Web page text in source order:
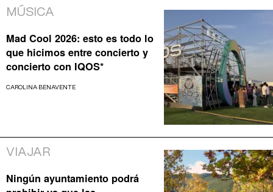
MÚSICA
Mad Cool 2026: esto es todo lo
que hicimos entre concierto y
concierto con IQOS*
CAROLINA BENAVENTE
VIAJAR
Ningún ayuntamiento podrá